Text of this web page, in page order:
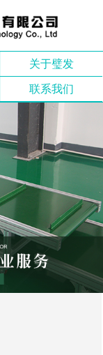
关于璧发
联系我们